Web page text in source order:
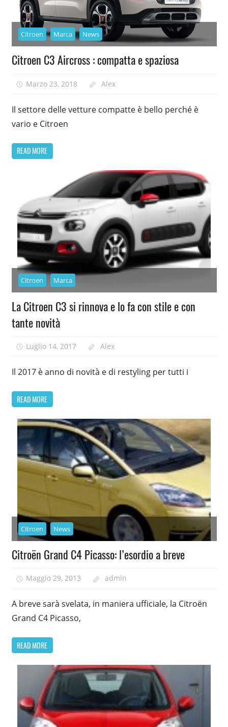
Citroen Marca News
Citroen C3 Aircross : compatta e spaziosa
Marzo 23, 2018 Alex
Il settore delle vetture compatte è bello perché è
vario e Citroen
READ MORE
Citroen Marca
La Citroen C3 si rinnova e lo fa con stile e con
tante novità
Luglio 14, 2017 Alex
Il 2017 è anno di novità e di restyling per tutti i
READ MORE
Citroen News
Citroën Grand C4 Picasso: l’esordio a breve
Maggio 29, 2013 admin
A breve sarà svelata, in maniera ufficiale, la Citroën
Grand C4 Picasso,
READ MORE